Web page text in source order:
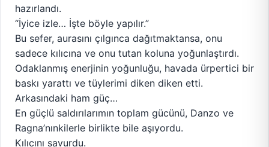
hazırlandı.
“İyice izle… İşte böyle yapılır.”
Bu sefer, aurasını çılgınca dağıtmaktansa, onu
sadece kılıcına ve onu tutan koluna yoğunlaştırdı.
Odaklanmış enerjinin yoğunluğu, havada ürpertici bir
baskı yarattı ve tüylerimi diken diken etti.
Arkasındaki ham güç…
En güçlü saldırılarımın toplam gücünü, Danzo ve
Ragna’nınkilerle birlikte bile aşıyordu.
Kılıcını savurdu.